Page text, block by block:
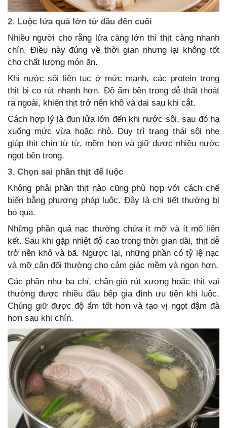
2. Luộc lửa quá lớn từ đầu đến cuối
Nhiều người cho rằng lửa càng lớn thì thịt càng nhanh
chín. Điều này đúng về thời gian nhưng lại không tốt
cho chất lượng món ăn.
Khi nước sôi liên tục ở mức mạnh, các protein trong
thịt bị co rút nhanh hơn. Độ ẩm bên trong dễ thất thoát
ra ngoài, khiến thịt trở nên khô và dai sau khi cắt.
Cách hợp lý là đun lửa lớn đến khi nước sôi, sau đó hạ
xuống mức vừa hoặc nhỏ. Duy trì trạng thái sôi nhẹ
giúp thịt chín từ từ, mềm hơn và giữ được nhiều nước
ngọt bên trong.
3. Chọn sai phần thịt để luộc
Không phải phần thịt nào cũng phù hợp với cách chế
biến bằng phương pháp luộc. Đây là chi tiết thường bị
bỏ qua.
Những phần quá nạc thường chứa ít mỡ và ít mô liên
kết. Sau khi gặp nhiệt độ cao trong thời gian dài, thịt dễ
trở nên khô và bã. Ngược lại, những phần có tỷ lệ nạc
và mỡ cân đối thường cho cảm giác mềm và ngon hơn.
Các phần như ba chỉ, chân giò rút xương hoặc thịt vai
thường được nhiều đầu bếp gia đình ưu tiên khi luộc.
Chúng giữ được độ ẩm tốt hơn và tạo vị ngọt đậm đà
hơn sau khi chín.